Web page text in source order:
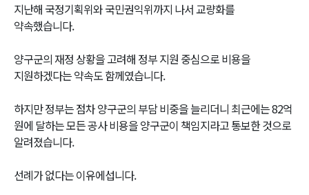
지난해 국정기획위와 국민권익위까지 나서 교량화를
약속했습니다.
양구군의 재정 상황을 고려해 정부 지원 중심으로 비용을
지원하겠다는 약속도 함께였습니다.
하지만 정부는 점차 양구군의 부담 비중을 늘리더니 최근에는 82억
원에 달하는 모든 공사 비용을 양구군이 책임지라고 통보한 것으로
알려졌습니다.
선례가 없다는 이유에섭니다.